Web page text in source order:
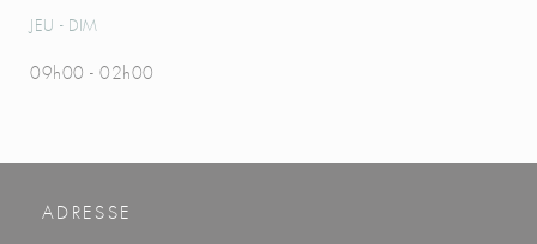
JEU - DIM
09h00 - 02h00
ADRESSE